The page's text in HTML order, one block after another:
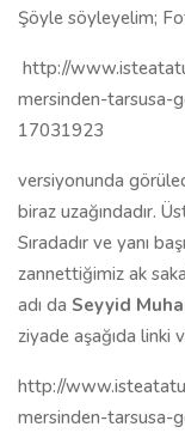
Şöyle söyleyelim;
http://
mersinden-tarsusa-
17031923
versiyonunda
biraz uzağındadır.
Sıradadır ve yanı
zannettiğimiz ak
adı da Seyyid
ziyade aşağıda linki
http://
mersinden-tarsusa-